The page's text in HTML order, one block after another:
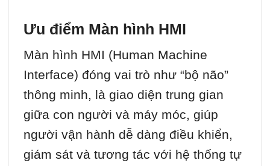
Ưu điểm Màn hình HMI
Màn hình HMI (Human Machine
Interface) đóng vai trò như “bộ não”
thông minh, là giao diện trung gian
giữa con người và máy móc, giúp
người vận hành dễ dàng điều khiển,
giám sát và tương tác với hệ thống tự